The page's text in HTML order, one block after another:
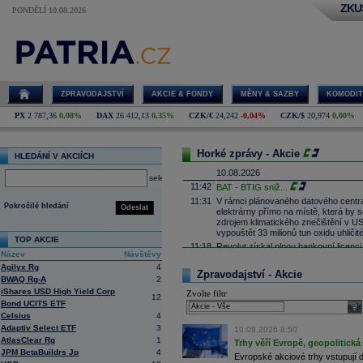
PONDĚLÍ 10.08.2026
ZPRAVODAJSTVÍ AKCIE & FONDY MĚNY & SAZBY
PX 2 787,36 0,08% DAX 26 412,13 0,35% CZK/€ 24,242 -0,04% CZK/$ 20,974 0,00%
HLEDÁNÍ V AKCIÍCH
select
Odeslat
Pokročilé hledání
TOP AKCIE
Název
Návštěvy
Agilyx Rg
4
BWAQ Rg-A
2
iShares USD High Yield Corp
Bond UCITS ETF
12
Celsius
4
Adaptiv Select ETF
3
AtlasClear Rg
1
JPM BetaBuildrs Jp
4
Horké zprávy - Akcie
10.08.2026
11:42 BAT - BTIG sniž
11:31
V rámci plánovaného datového
elektrárny přímo na místě, která by
zdrojem klimatického znečištění v
vypouštět 33 milionů tun oxidu
11:18 Revolut získal plnou bankovní
10:50 Etsy:JP Morganvidí potenciál růstu
USDna 100USDza kus
10:36 Tržby TSMC narostly v červenci o
10:18 Appleby dnes mohl oznámit zvýšení
čipů. Společnost už před časem
10:06
Čínský fastfashion prodejce Shein
uvádí Bloomberg Inteligence
9:54 Akcie autralského těžaře Sunrise
Zpravodajství - Akcie
Zvolte filtr
10.08.2026 8:50
Trhy věří Evropě,
Evropské akciové trhy vstupují